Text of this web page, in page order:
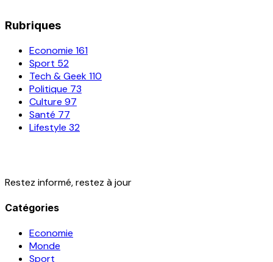
Rubriques
Economie 161
Sport 52
Tech & Geek110
Politique 73
Culture 97
Santé 77
Lifestyle 32
Restez informé, restez à jour
Catégories
Economie
Monde
Sport